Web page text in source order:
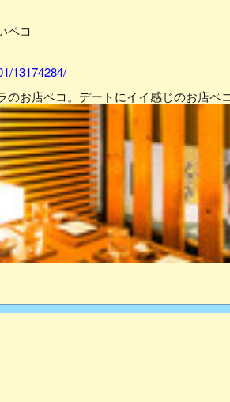
ペコ
13174284/
お店ペコ。デートにイイ感じのお店ペコ